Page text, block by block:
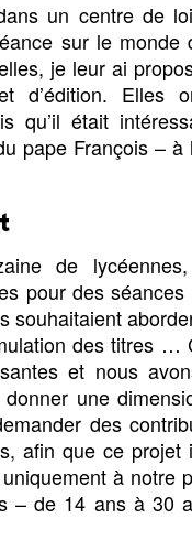
un centre de
sur le monde
je leur ai
d’édition. Elles
qu’il était
pape François –
de
pour des
souhaitaient
des titres …
et nous
une
des
afin que ce projet
à notre
– de 14 ans à 30